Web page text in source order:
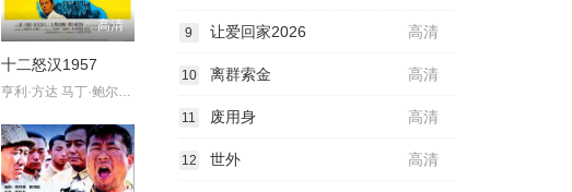
高清
十二怒汉1957
亨利·方达 马丁·鲍尔萨姆 约翰·菲德勒 李·科布 E.G.马绍尔 ?
高清
9 让爱回家2026
高清
10 离群索金
高清
11 废用身
高清
12 世外